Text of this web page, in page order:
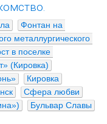
Фонтан на
металлургического
в поселке
(Кировка)
Кировка
Сфера любви
Бульвар Славы